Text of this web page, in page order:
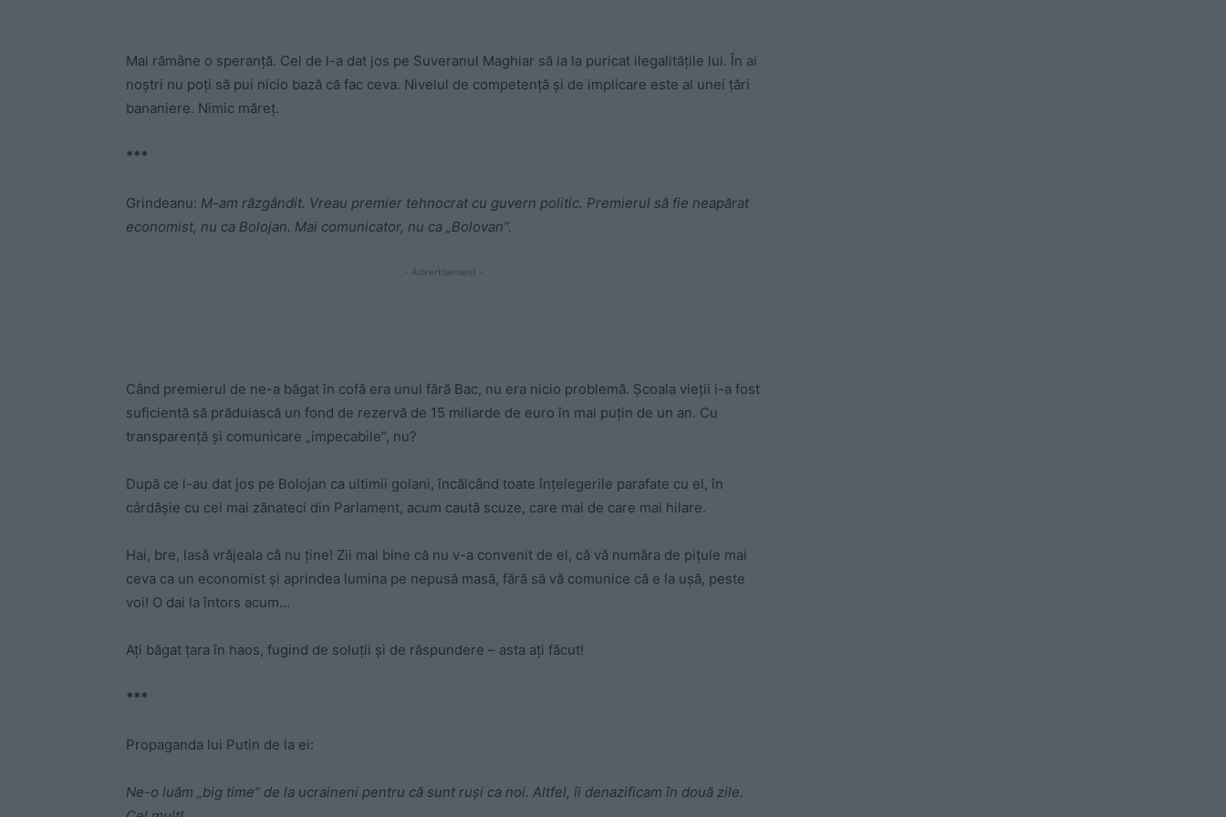
Mai rămâne o speranță. Cel de l-a dat jos pe Suveranul Maghiar să ia la puricat ilegalitățile lui. În ai
noștri nu poți să pui nicio bază că fac ceva. Nivelul de competență și de implicare este al unei țări
bananiere. Nimic măreț.
***
Grindeanu: M-am răzgândit. Vreau premier tehnocrat cu guvern politic. Premierul să fie neapărat
economist, nu ca Bolojan. Mai comunicator, nu ca „Bolovan”.
- Advertisement -
Când premierul de ne-a băgat în cofă era unul fără Bac, nu era nicio problemă. Școala vieții i-a fost
suficientă să prăduiască un fond de rezervă de 15 miliarde de euro în mai puțin de un an. Cu
transparență și comunicare „impecabile”, nu?
După ce l-au dat jos pe Bolojan ca ultimii golani, încălcând toate înțelegerile parafate cu el, în
cârdășie cu cei mai zănateci din Parlament, acum caută scuze, care mai de care mai hilare.
Hai, bre, lasă vrăjeala că nu ține! Zii mai bine că nu v-a convenit de el, că vă număra de pițule mai
ceva ca un economist și aprindea lumina pe nepusă masă, fără să vă comunice că e la ușă, peste
voi! O dai la întors acum…
Ați băgat țara în haos, fugind de soluții și de răspundere – asta ați făcut!
***
Propaganda lui Putin de la ei:
Ne-o luăm „big time” de la ucraineni pentru că sunt ruși ca noi. Altfel, îi denazificam în două zile.